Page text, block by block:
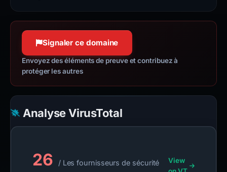
Signaler ce domaine
Envoyez des éléments de preuve et contribuez à
protéger les autres
Analyse VirusTotal
26
/ Les fournisseurs de sécurité
View